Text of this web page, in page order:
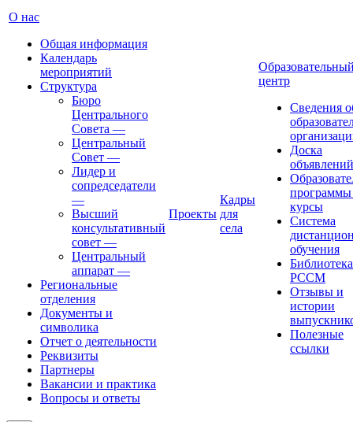
О нас
Общая информация
Календарь
мероприятий
Структура
Бюро
Центрального
Совета —
Центральный
Совет —
Лидер и
сопредседатели
—
Высший
консультативный
совет —
Центральный
аппарат —
Региональные
отделения
Документы и
символика
Отчет о деятельности
Реквизиты
Партнеры
Вакансии и практика
Вопросы и ответы
Проекты
Кадры
для
села
центр
Сведения
Доска
объявлений
курсы
Система
обучения
Библиотека
РССМ
Отзывы и
истории
Полезные
ссылки